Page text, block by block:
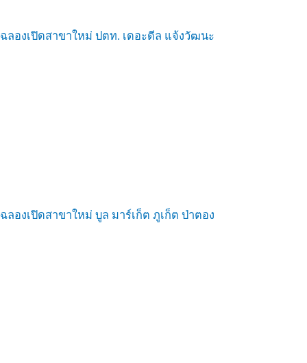
ฉลองเปิดสาขาใหม่ ปตท. เดอะดีล แจ้งวัฒนะ
ฉลองเปิดสาขาใหม่ บูล มาร์เก็ต ภูเก็ต ป่าตอง